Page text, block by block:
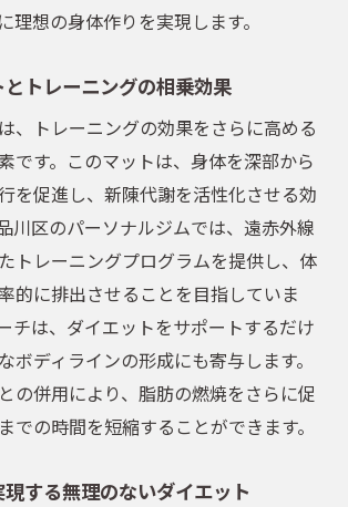
美のための新しい選択肢
トレーニング内容とその効果
を引き出すための健康維持方法
でのジム選びのポイント
ナーとの信頼関係の築き方
イエットのためのパーソナルジム選
のジム選びに役立つポイント
ナルトレーニングのメリット
体型に向けたジムの活用法
理想の身体作りを実現します。
トレーニングの相乗効果
、トレーニングの効果をさらに高める
です。このマットは、身体を深部から
を促進し、新陳代謝を活性化させる効
川区のパーソナルジムでは、遠赤外線
トレーニングプログラムを提供し、体
的に排出させることを目指していま
チは、ダイエットをサポートするだけ
ボディラインの形成にも寄与します。
の併用により、脂肪の燃焼をさらに促
での時間を短縮することができます。
する無理のないダイエット